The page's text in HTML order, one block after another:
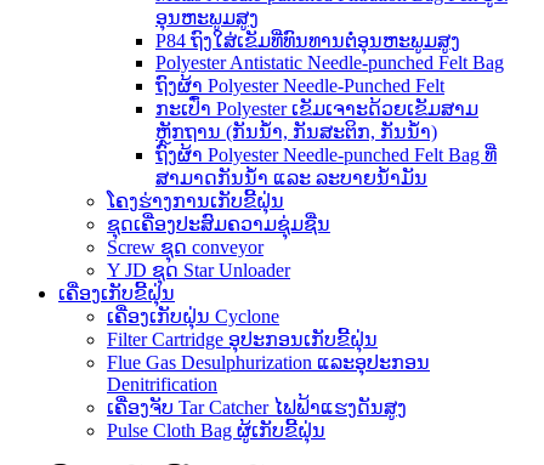
ອຸນຫະພູມສູງ
P84 ຖົງໃສ່ເຂັມທີ່ທົນທານຕໍ່ອຸນຫະພູມສູງ
Polyester Antistatic Needle-punched Felt Bag
ຖົງຜ້າ Polyester Needle-Punched Felt
ກະເປົ໋າ Polyester ເຂັມເຈາະດ້ວຍເຂັມສາມ
ຫຼັກຖານ (ກັນນໍ້າ, ກັນສະຕິກ, ກັນນໍ້າ)
ຖົງຜ້າ Polyester Needle-punched Felt Bag ທີ່
ສາມາດກັນນໍ້າ ແລະ ລະບາຍນໍ້າມັນ
ໂຄງຮ່າງການເກັບຂີ້ຝຸ່ນ
ຊຸດເຄື່ອງປະສົມຄວາມຊຸ່ມຊື່ນ
Screw ຊຸດ conveyor
Y JD ຊຸດ Star Unloader
ເຄື່ອງເກັບຂີ້ຝຸ່ນ
ເຄື່ອງເກັບຝຸ່ນ Cyclone
Filter Cartridge ອຸປະກອນເກັບຂີ້ຝຸ່ນ
Flue Gas Desulphurization ແລະອຸປະກອນ
Denitrification
ເຄື່ອງຈັບ Tar Catcher ໄຟຟ້າແຮງດັນສູງ
Pulse Cloth Bag ຜູ້ເກັບຂີ້ຝຸ່ນ